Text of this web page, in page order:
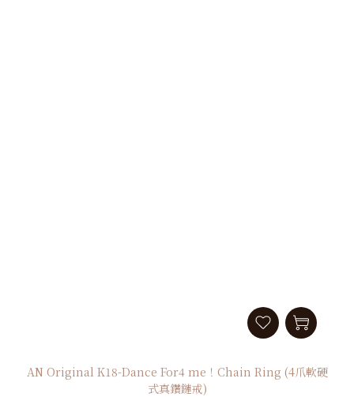
AN Original K18-Dance For4 me！Chain Ring (4爪軟硬
式真鑽鏈戒)